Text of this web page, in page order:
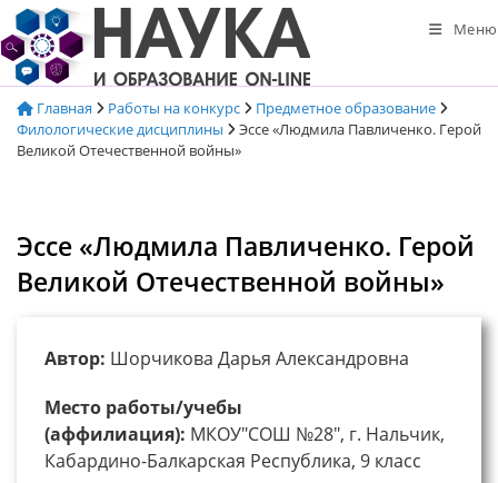
Перейти
к
содержимому
Меню
Главная Работы на конкурс
Предметное образование
Филологические дисциплины
Эссе «Людмила Павличенко. Герой
Великой Отечественной войны»
Эссе «Людмила Павличенко. Герой
Великой Отечественной войны»
Автор: Шорчикова Дарья Александровна
Место работы/учебы
(аффилиация): МКОУ"СОШ №28", г. Нальчик,
Кабардино-Балкарская Республика, 9 класс